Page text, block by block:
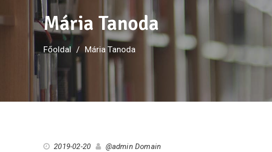
Mária Tanoda
Főoldal Mária Tanoda
2019-02-20 @admin Domain